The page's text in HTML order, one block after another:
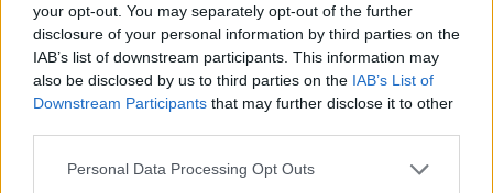
your opt-out. You may separately opt-out of the further
disclosure of your personal information by third parties on the
IAB’s list of downstream participants. This information may
also be disclosed by us to third parties on the IAB’s List of
Downstream Participants that may further disclose it to other
Personal Data Processing Opt Outs
noite
CIDADE HOJE 10 DE AGOSTO, 2023
Gala do Desporto de Famalicão com
inscrições abertas